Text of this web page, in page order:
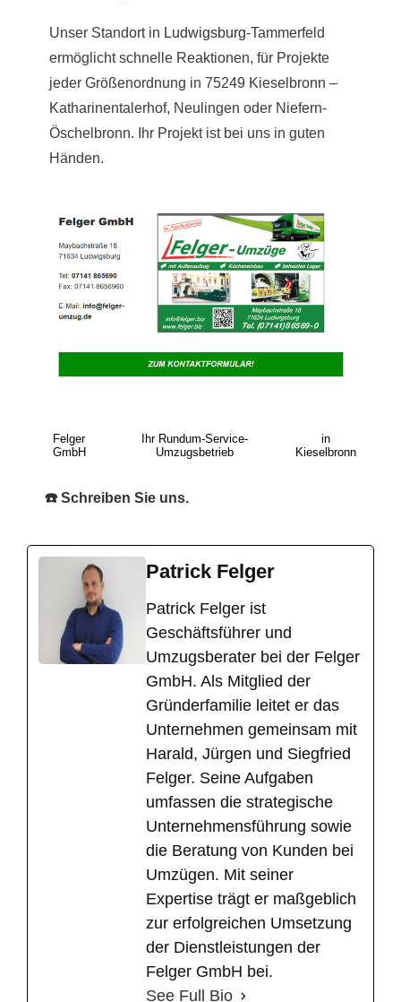
Unser Standort in Ludwigsburg-Tammerfeld
ermöglicht schnelle Reaktionen, für Projekte
jeder Größenordnung in 75249 Kieselbronn –
Katharinentalerhof, Neulingen oder Niefern-
Öschelbronn. Ihr Projekt ist bei uns in guten
Händen.
Felger
GmbH
Ihr Rundum-Service-
Umzugsbetrieb
in
Kieselbronn
☎️ Schreiben Sie uns.
Patrick Felger
​Patrick Felger ist
Geschäftsführer und
Umzugsberater bei der Felger
GmbH. Als Mitglied der
Gründerfamilie leitet er das
Unternehmen gemeinsam mit
Harald, Jürgen und Siegfried
Felger. Seine Aufgaben
umfassen die strategische
Unternehmensführung sowie
die Beratung von Kunden bei
Umzügen. Mit seiner
Expertise trägt er maßgeblich
zur erfolgreichen Umsetzung
der Dienstleistungen der
Felger GmbH bei.
See Full Bio